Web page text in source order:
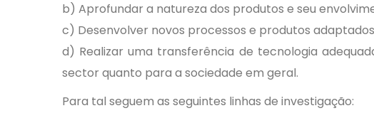
b) Aprofundar a natureza dos produtos e seu
c) Desenvolver novos processos e produtos
d) Realizar uma transferência de tecnologia
sector quanto para a sociedade em geral.
Para tal seguem as seguintes linhas de investigação: